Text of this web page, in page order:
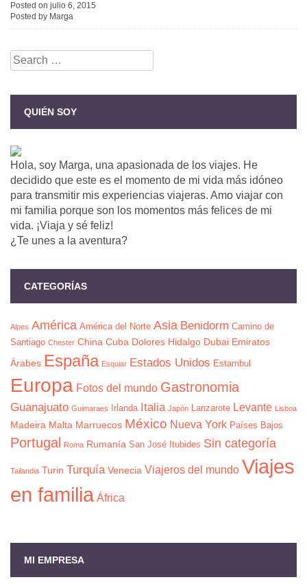
Posted on julio 6, 2015
Posted by Marga
Search
for:
QUIÉN SOY
Hola, soy Marga, una apasionada de los viajes. He
decidido que este es el momento de mi vida más idóneo
para transmitir mis experiencias viajeras. Amo viajar con
mi familia porque son los momentos más felices de mi
vida. ¡Viaja y sé feliz!
¿Te unes a la aventura?
CATEGORÍAS
Alpes América América del Norte Asia Benidorm Camino de
Santiago Chester China Cuba Dolores Hidalgo Dubai Emiratos
Árabes España Esquiar Estados Unidos Estambul
Europa Fotos del mundo Gastronomia
Guanajuato Guimaraes Irlanda Italia Japón Lanzarote Levante Lisboa
Madeira Malta Marruecos México Nueva York Países Bajos
Portugal Roma Rumanía San José Itubides Sin categoría
Tailandia Turin Turquía Venecia Viajeros del mundo Viajes
en familia África
MI EMPRESA